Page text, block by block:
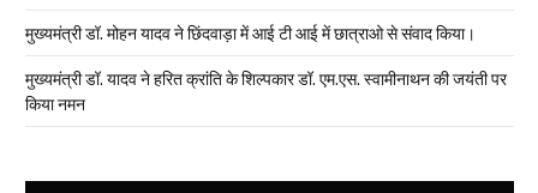
मुख्यमंत्री डॉ. मोहन यादव ने छिंदवाड़ा में आई टी आई में छात्राओ से संवाद किया।
मुख्यमंत्री डॉ. यादव ने हरित क्रांति के शिल्पकार डॉ. एम.एस. स्वामीनाथन की जयंती पर
किया नमन